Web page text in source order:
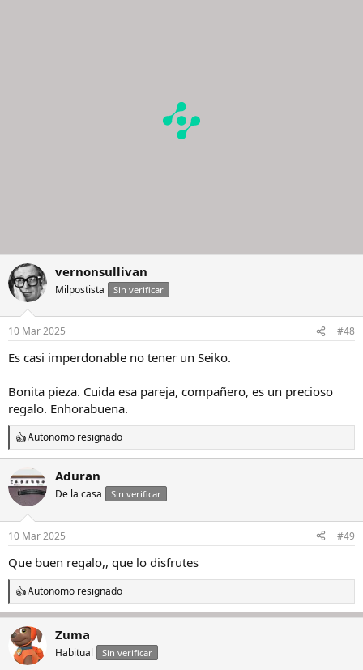
vernonsullivan
Milpostista Sin verificar
10 Mar 2025 #48
Es casi imperdonable no tener un Seiko.
Bonita pieza. Cuida esa pareja, compañero, es un precioso
regalo. Enhorabuena.
R
e
c
c
o
n
e
s
:
Autonomo resignado
Aduran
De la casa Sin verificar
10 Mar 2025 #49
Que buen regalo,, que lo disfrutes
R
e
a
c
c
i
Autonomo resignado
Zuma
Habitual Sin verificar